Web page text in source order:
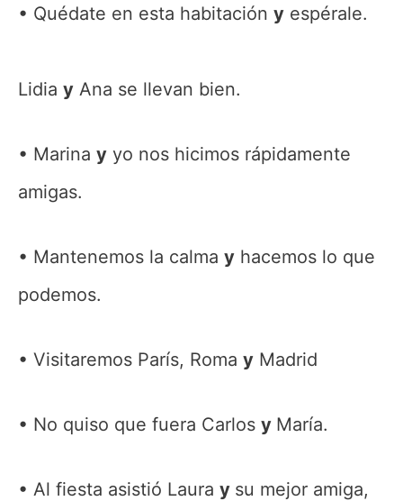
Quédate en esta habitación y espérale.
Lidia y Ana se llevan bien.
Marina y yo nos hicimos rápidamente
amigas.
Mantenemos la calma y hacemos lo que
podemos.
Visitaremos París, Roma y Madrid
No quiso que fuera Carlos y María.
Al fiesta asistió Laura y su mejor amiga,